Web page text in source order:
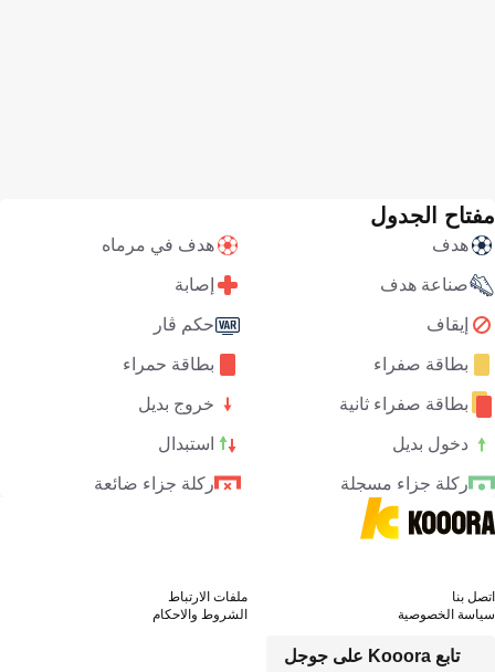
مفتاح الجدول
هدف هدف في مرماه
صناعة هدف إصابة
إيقاف حكم ڤار
بطاقة صفراء بطاقة حمراء
بطاقة صفراء ثانية خروج بديل
دخول بديل استبدال
ركلة جزاء مسجلة ركلة جزاء ضائعة
تابع Kooora على جوجل
اتصل بنا
ملفات الارتباط
سياسة الخصوصية
الشروط والاحكام